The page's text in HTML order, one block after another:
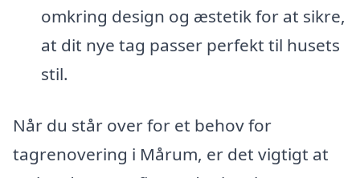
omkring design og æstetik for at sikre,
at dit nye tag passer perfekt til husets
stil.
Når du står over for et behov for
tagrenovering i Mårum, er det vigtigt at